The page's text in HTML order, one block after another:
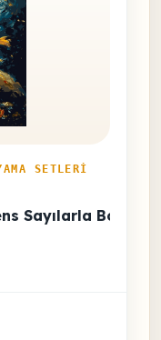
SETLERI
Sayılarla